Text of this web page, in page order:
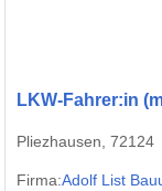
LKW-Fahrer:in
Pliezhausen, 72124
Firma:Adolf List